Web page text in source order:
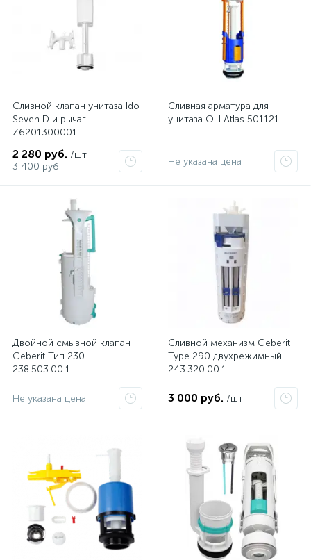
Сливной клапан унитаза Ido
Seven D и рычаг
Z6201300001
2 280 руб. /шт
3 400 руб.
Сливная арматура для
унитаза OLI Atlas 501121
Не указана цена
Двойной смывной клапан
Geberit Тип 230
238.503.00.1
Не указана цена
Сливной механизм Geberit
Type 290 двухрежимный
243.320.00.1
3 000 руб. /шт